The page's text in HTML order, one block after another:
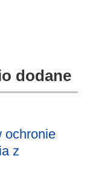
dodane
ochronie
z